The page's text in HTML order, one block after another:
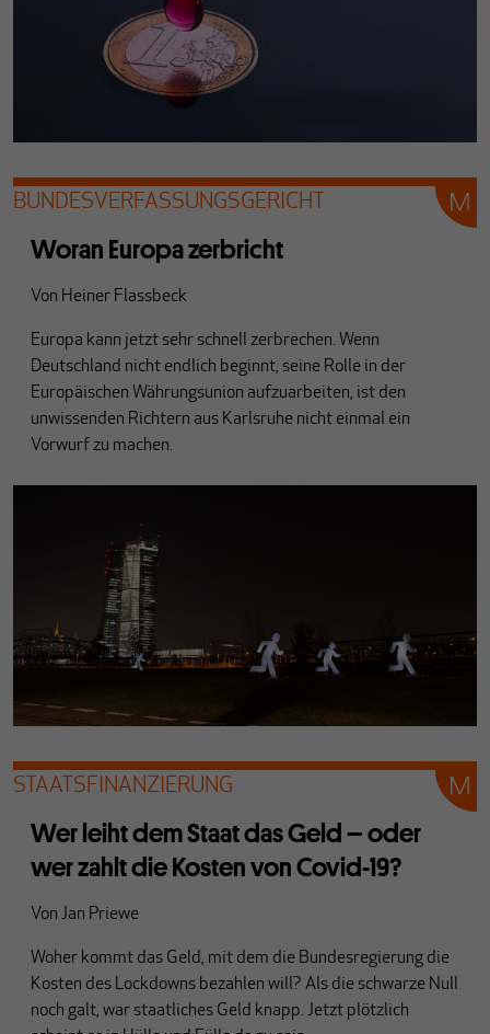
BUNDESVERFASSUNGSGERICHT
Woran Europa zerbricht
Von Heiner Flassbeck
Europa kann jetzt sehr schnell zerbrechen. Wenn
Deutschland nicht endlich beginnt, seine Rolle in der
Europäischen Währungsunion aufzuarbeiten, ist den
unwissenden Richtern aus Karlsruhe nicht einmal ein
Vorwurf zu machen.
STAATSFINANZIERUNG
Wer leiht dem Staat das Geld – oder
wer zahlt die Kosten von Covid-19?
Von Jan Priewe
Woher kommt das Geld, mit dem die Bundesregierung die
Kosten des Lockdowns bezahlen will? Als die schwarze Null
noch galt, war staatliches Geld knapp. Jetzt plötzlich